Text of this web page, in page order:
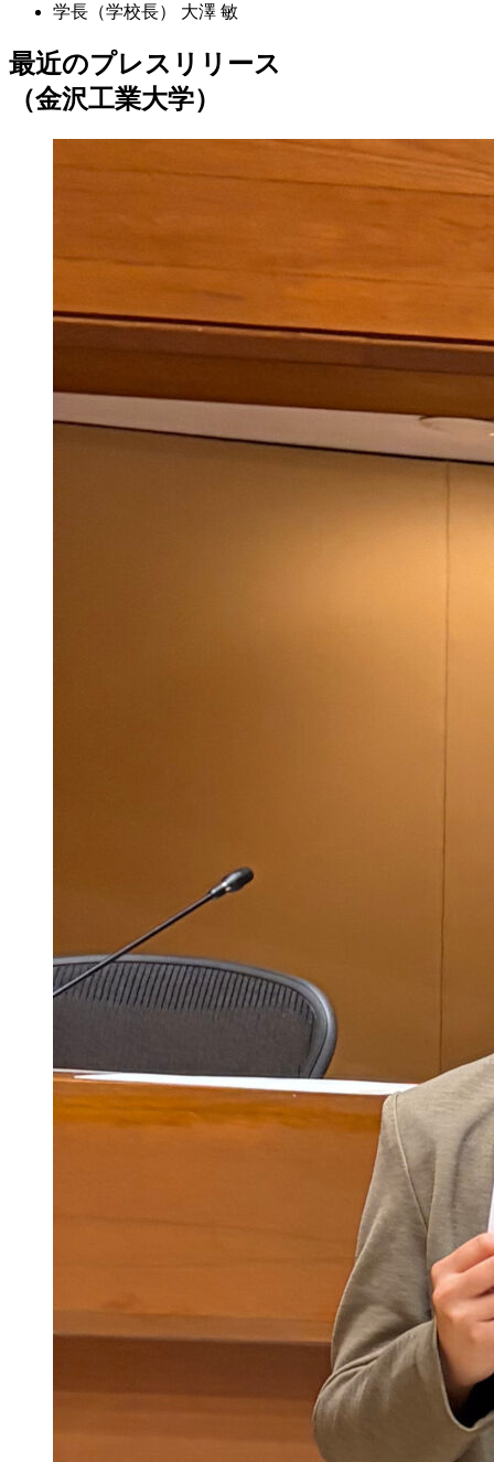
学長（学校長）
大澤 敏
最近のプレスリリース
（金沢工業大学）